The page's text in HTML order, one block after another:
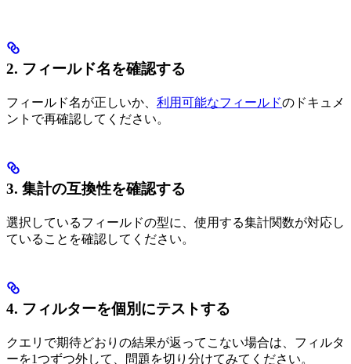
2. フィールド名を確認する
フィールド名が正しいか、 利用可能なフィールドのドキュメ
ントで再確認してください。
3. 集計の互換性を確認する
選択しているフィールドの型に、使用する集計関数が対応し
ていることを確認してください。
4. フィルターを個別にテストする
クエリで期待どおりの結果が返ってこない場合は、フィルタ
ーを1つずつ外して、問題を切り分けてみてください。